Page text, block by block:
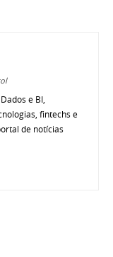
e BI,
fintechs e
de notícias